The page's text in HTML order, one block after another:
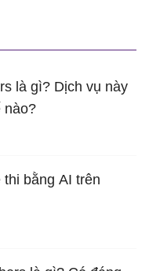
là gì? Dịch vụ này
nào?
bằng AI trên